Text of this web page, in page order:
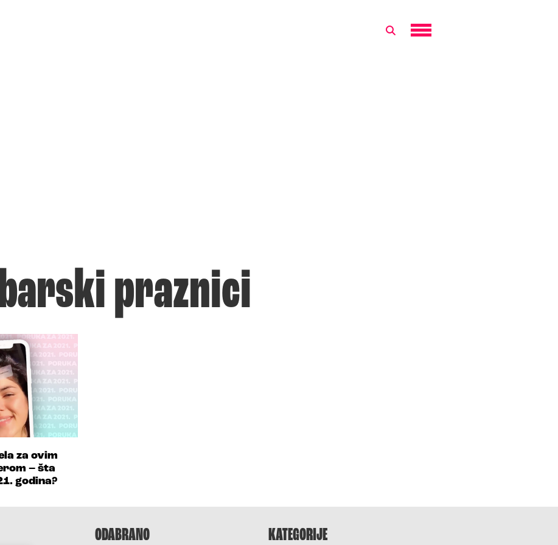
praznici
za ovim
– šta
godina?
ODABRANO KATEGORIJE